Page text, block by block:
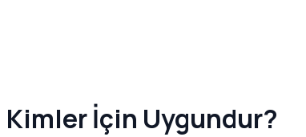
Kimler İçin Uygundur?